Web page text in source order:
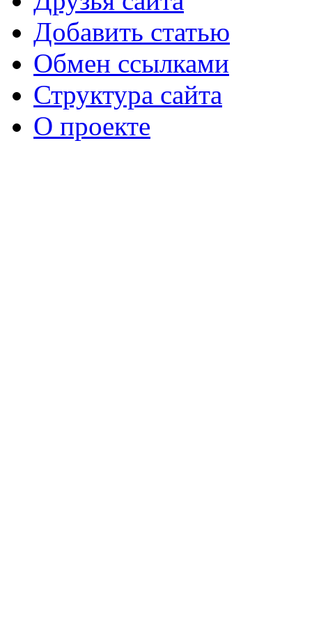
Добавить статью
Обмен ссылками
Структура сайта
О проекте